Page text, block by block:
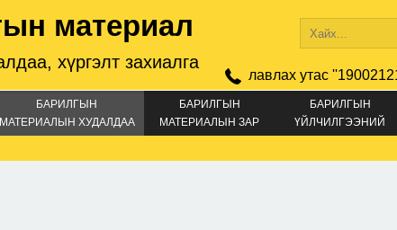
материал
хүргэлт захиалга
лавлах утас
БАРИЛГЫН
МАТЕРИАЛЫН ХУДАЛДАА
БАРИЛГЫН
МАТЕРИАЛЫН ЗАР
БАРИЛГЫН
ҮЙЛЧИЛГЭЭНИЙ